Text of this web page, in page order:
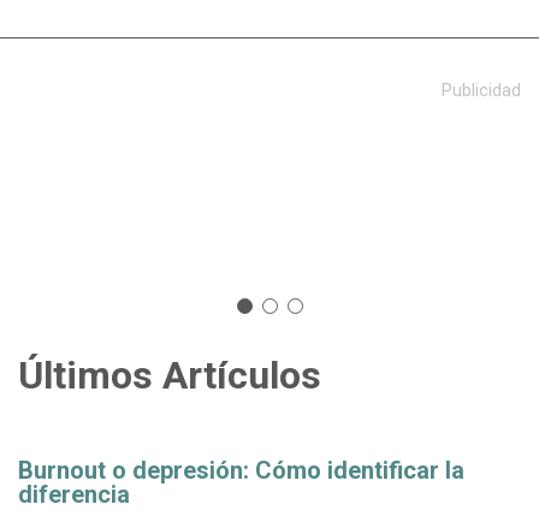
Publicidad
Últimos Artículos
Burnout o depresión: Cómo identificar la
diferencia